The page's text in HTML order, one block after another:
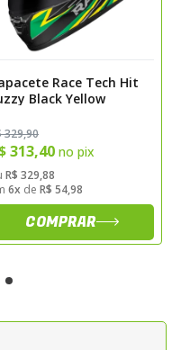
vigentes
de protecao.
de
preciso e
black e grey
O
para
Race Tech Hit
Black Yellow
329,90
313,40 no pix
R$ 329,88
6x de R$ 54,98
COMPRAR